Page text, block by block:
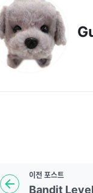
이전 포스트
Bandit